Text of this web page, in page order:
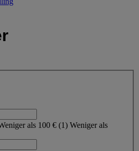
als 100 € (1) Weniger als